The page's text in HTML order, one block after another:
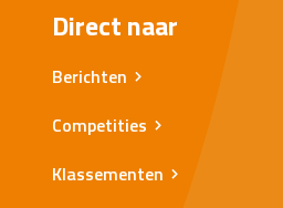
Direct naar
Berichten
Competities
Klassementen